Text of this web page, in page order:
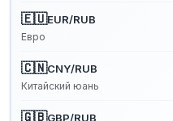
🇪🇺EUR/RUB
Евро
🇨🇳CNY/RUB
Китайский юань
🇬🇧GBP/RUB